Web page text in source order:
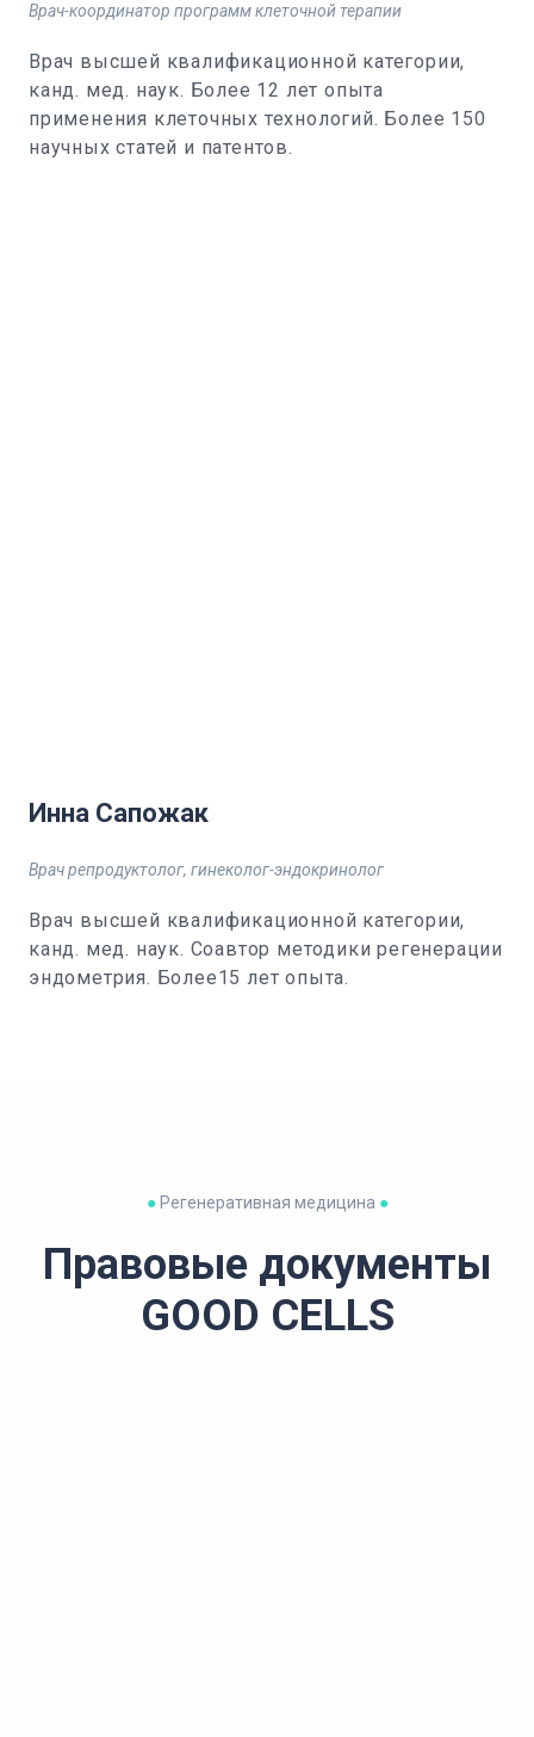
Врач-координатор программ клеточной терапии
Врач высшей квалификационной категории,
канд. мед. наук. Более 12 лет опыта
применения клеточных технологий. Более 150
научных статей и патентов.
Инна Сапожак
Врач репродуктолог, гинеколог-эндокринолог
Врач высшей квалификационной категории,
канд. мед. наук. Соавтор методики регенерации
эндометрия. Более15 лет опыта.
● Регенеративная медицина ●
Правовые документы
GOOD CELLS